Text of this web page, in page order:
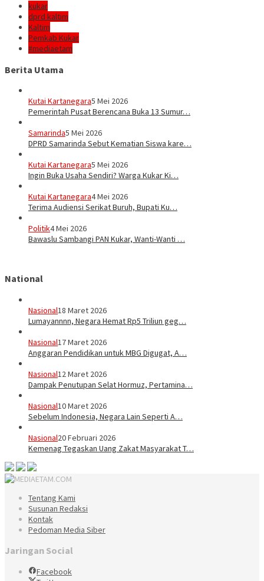
kukar
dprd kaltim
Kaltim
Pemkab Kukar
#mediaetam
Berita Utama
Kutai Kartanegara5 Mei 2026
Pemerintah Pusat Berencana Buka 13 Sumur…
Samarinda5 Mei 2026
DPRD Samarinda Sebut Kematian Siswa kare…
Kutai Kartanegara5 Mei 2026
Ingin Buka Usaha Sendiri? Warga Kukar Ki…
Kutai Kartanegara4 Mei 2026
Terima Audiensi Serikat Buruh, Bupati Ku…
Politik4 Mei 2026
Bawaslu Sambangi PAN Kukar, Wanti-Wanti …
National
Nasional18 Maret 2026
Lumayannnn, Negara Hemat Rp5 Triliun geg…
Nasional17 Maret 2026
Anggaran Pendidikan untuk MBG Digugat, A…
Nasional12 Maret 2026
Dampak Penutupan Selat Hormuz, Pertamina…
Nasional10 Maret 2026
Sebelum Indonesia, Negara Lain Seperti A…
Nasional20 Februari 2026
Kemenag Tegaskan Uang Zakat Masyarakat T…
Tentang Kami
Susunan Redaksi
Kontak
Pedoman Media Siber
Jaringan Social
Facebook